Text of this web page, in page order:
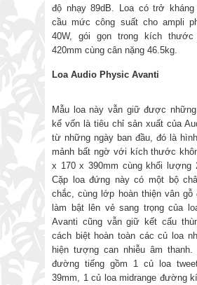
độ nhạy 89dB. Loa có trở
cầu mức công suất cho ampli
40W, gói gọn trong kích
420mm cùng cân nặng 46.5kg.
Loa Audio Physic Avanti
Mẫu loa này vẫn giữ được
kế vốn là tiêu chỉ sản xuất của
từ những ngày ban đầu, đó là
mảnh bất ngờ với kích thước
x 170 x 390mm cùng khối lượng
Cặp loa đứng này có một bộ
chắc, cùng lớp hoàn thiện vân
làm bật lên vẻ sang trọng của
Avanti cũng vẫn giữ kết cấu
cách biệt hoàn toàn các củ loa
hiện tượng can nhiễu âm
đường tiếng gồm 1 củ loa
39mm, 1 củ loa midrange đường